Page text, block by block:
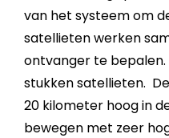
van het systeem om
satellieten werken
ontvanger te bepalen.
stukken satellieten.
20 kilometer hoog in
bewegen met zeer